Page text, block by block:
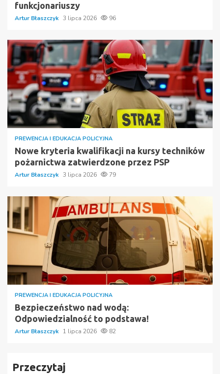
funkcjonariuszy
Artur Błaszczyk 3 lipca 2026 96
PREWENCJA I EDUKACJA POLICYJNA
Nowe kryteria kwalifikacji na kursy techników
pożarnictwa zatwierdzone przez PSP
Artur Błaszczyk 3 lipca 2026 79
PREWENCJA I EDUKACJA POLICYJNA
Bezpieczeństwo nad wodą:
Odpowiedzialność to podstawa!
Artur Błaszczyk 1 lipca 2026 82
Przeczytaj